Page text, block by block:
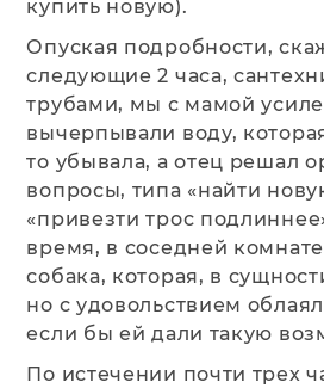
купить новую).
Опуская подробности,
следующие 2 часа,
трубами, мы с мамой
вычерпывали воду,
то убывала, а отец решал
вопросы, типа «найти
«привезти трос
время, в соседней
собака, которая, в
но с удовольствием
если бы ей дали такую
По истечении почти трех